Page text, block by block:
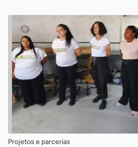
Projetos e parcerias